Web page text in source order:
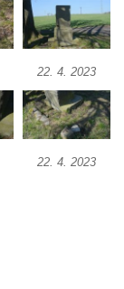
22. 4. 2023
22. 4. 2023